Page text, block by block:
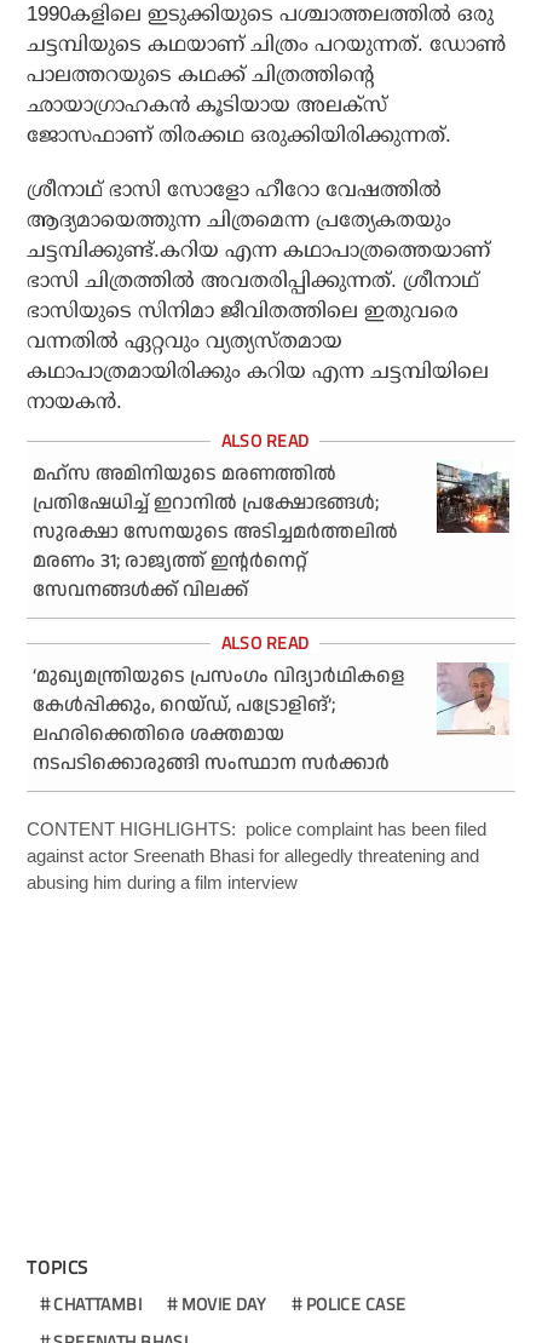
1990കളിലെ ഇടുക്കിയുടെ പശ്ചാത്തലത്തില്‍ ഒരു
ചട്ടമ്പിയുടെ കഥയാണ് ചിത്രം പറയുന്നത്. ഡോണ്‍
പാലത്തറയുടെ കഥക്ക് ചിത്രത്തിന്റെ
ഛായാഗ്രാഹകന്‍ കൂടിയായ അലക്സ്
ജോസഫാണ് തിരക്കഥ ഒരുക്കിയിരിക്കുന്നത്.
ശ്രീനാഥ് ഭാസി സോളോ ഹീറോ വേഷത്തില്‍
ആദ്യമായെത്തുന്ന ചിത്രമെന്ന പ്രത്യേകതയും
ചട്ടമ്പിക്കുണ്ട്.കറിയ എന്ന കഥാപാത്രത്തെയാണ്
ഭാസി ചിത്രത്തില്‍ അവതരിപ്പിക്കുന്നത്. ശ്രീനാഥ്
ഭാസിയുടെ സിനിമാ ജീവിതത്തിലെ ഇതുവരെ
വന്നതില്‍ ഏറ്റവും വ്യത്യസ്തമായ
കഥാപാത്രമായിരിക്കും കറിയ എന്ന ചട്ടമ്പിയിലെ
നായകന്‍.
മഹ്‌സ അമിനിയുടെ മരണത്തില്‍
പ്രതിഷേധിച്ച് ഇറാനില്‍ പ്രക്ഷോഭങ്ങള്‍;
സുരക്ഷാ സേനയുടെ അടിച്ചമര്‍ത്തലില്‍
മരണം 31; രാജ്യത്ത് ഇന്റര്‍നെറ്റ്
സേവനങ്ങള്‍ക്ക് വിലക്ക്
‘മുഖ്യമന്ത്രിയുടെ പ്രസംഗം വിദ്യാര്‍ഥികളെ
കേള്‍പ്പിക്കും, റെയ്ഡ്, പട്രോളിങ്’;
ലഹരിക്കെതിരെ ശക്തമായ
നടപടിക്കൊരുങ്ങി സംസ്ഥാന സര്‍ക്കാര്‍
CONTENT HIGHLIGHTS: police complaint has been filed
against actor Sreenath Bhasi for allegedly threatening and
abusing him during a film interview
TOPICS
CHATTAMBI MOVIE DAY
POLICE CASE